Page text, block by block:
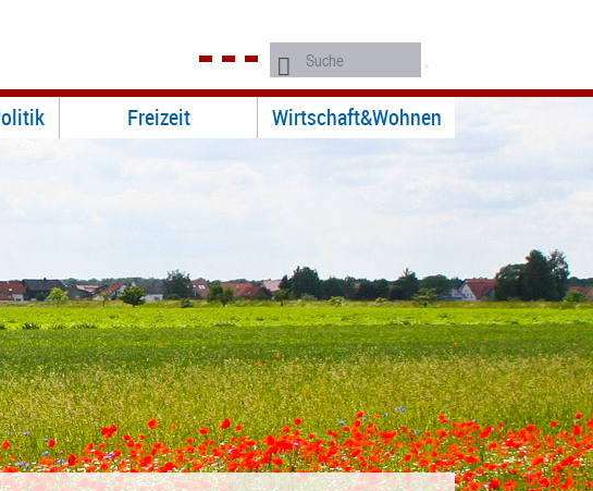
Freizeit Wirtschaft&Wohnen